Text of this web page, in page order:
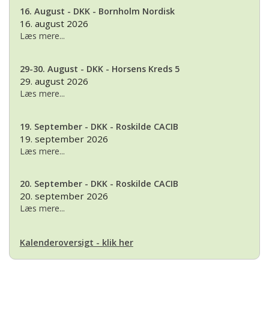
16. August - DKK - Bornholm Nordisk
16. august 2026
Læs mere...
29-30. August - DKK - Horsens Kreds 5
29. august 2026
Læs mere...
19. September - DKK - Roskilde CACIB
19. september 2026
Læs mere...
20. September - DKK - Roskilde CACIB
20. september 2026
Læs mere...
Kalenderoversigt - klik her